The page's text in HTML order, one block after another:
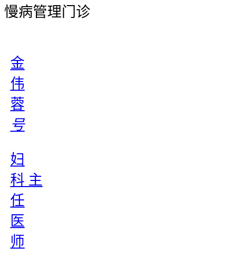
慢病管理门诊
金
伟
蓉
号
妇
科 主
任
医
师